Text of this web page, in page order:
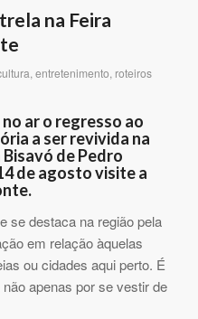
na Feira
, entretenimento, roteiros
ar o regresso ao
a ser revivida na
de Pedro
de agosto visite a
se destaca na região pela
em relação àquelas
ou cidades aqui perto. É
apenas por se vestir de